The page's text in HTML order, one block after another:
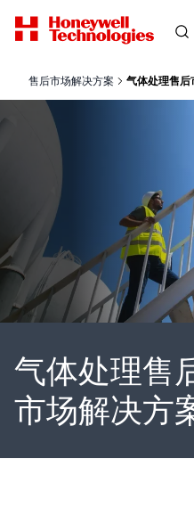
售后市场解决方案 气体处理售
气体处理售
市场解决方